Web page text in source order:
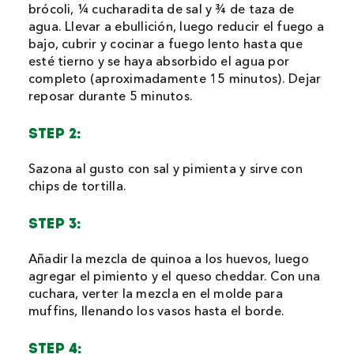
brócoli, ¼ cucharadita de sal y ¾ de taza de
agua. Llevar a ebullición, luego reducir el fuego a
bajo, cubrir y cocinar a fuego lento hasta que
esté tierno y se haya absorbido el agua por
completo (aproximadamente 15 minutos). Dejar
reposar durante 5 minutos.
STEP 2:
Sazona al gusto con sal y pimienta y sirve con
chips de tortilla.
STEP 3:
Añadir la mezcla de quinoa a los huevos, luego
agregar el pimiento y el queso cheddar. Con una
cuchara, verter la mezcla en el molde para
muffins, llenando los vasos hasta el borde.
STEP 4: